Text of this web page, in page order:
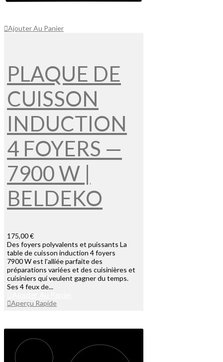
Ajouter Au Panier
PLAQUE DE
CUISSON
INDUCTION
4 FOYERS —
7900 W |
BELDEKO
175,00 €
Des foyers polyvalents et puissants La
table de cuisson induction 4 foyers
7900 W est l’alliée parfaite des
préparations variées et des cuisinières et
cuisiniers qui veulent gagner du temps.
Ses 4 feux de...
Aperçu Rapide